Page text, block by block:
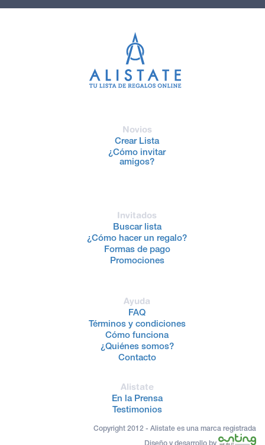
Novios
Crear Lista
¿Cómo invitar
amigos?
Invitados
Buscar lista
¿Cómo hacer un regalo?
Formas de pago
Promociones
Ayuda
FAQ
Términos y condiciones
Cómo funciona
¿Quiénes somos?
Contacto
Alistate
En la Prensa
Testimonios
Copyright 2012 - Alistate es una marca registrada